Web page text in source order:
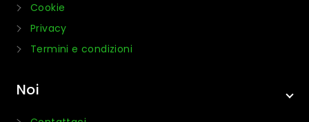
Cookie
Privacy
Termini e condizioni
Noi